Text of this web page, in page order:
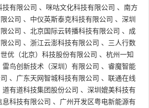
技有限公司 、 咪咕文化科技有限公司 、 南方
公司 、 中仪英斯泰克科技有限公司 、 深圳
公司 、 北京国际云转播科技有限公司 、 成
公司 、 浙江云澎科技有限公司 、 三人行数
世优（北京）科技股份有限公司 、 杭州一知
雷鸟创新技术（深圳）有限公司 、 睿魔智能
、 广东天网智城科技有限公司 、 联通在线
道有道科技集团股份公司 、 深圳媲美科技有
息科技有限公司 、 广州开发区粤电新能源有